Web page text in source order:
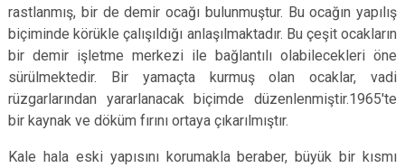
rastlanmış, bir de demir ocağı bulunmuştur. Bu ocağın yapılış
biçiminde körükle çalışıldığı anlaşılmaktadır. Bu çeşit ocakların
bir demir işletme merkezi ile bağlantılı olabilecekleri öne
sürülmektedir. Bir yamaçta kurmuş olan ocaklar, vadi
rüzgarlarından yararlanacak biçimde düzenlenmiştir.1965'te
bir kaynak ve döküm fırını ortaya çıkarılmıştır.
Kale hala eski yapısını korumakla beraber, büyük bir kısmı